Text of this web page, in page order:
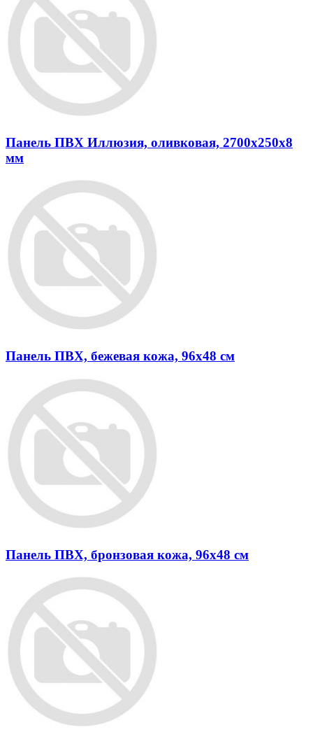
Панель ПВХ Иллюзия, оливковая, 2700х250х8
мм
Панель ПВХ, бежевая кожа, 96х48 см
Панель ПВХ, бронзовая кожа, 96х48 см